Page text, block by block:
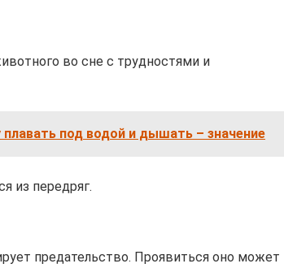
во сне с трудностями и
плавать под водой и дышать – значение
из передряг.
предательство. Проявиться оно может